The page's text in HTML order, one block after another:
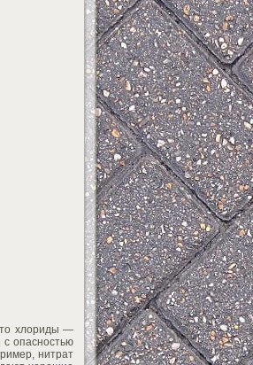
хлориды —
опасностью
нитрат